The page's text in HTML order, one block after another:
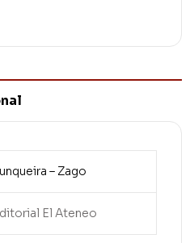
– Zago
El Ateneo